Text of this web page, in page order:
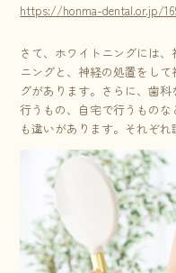
https://honma-dental.or.jp/
さて、ホワイトニングには
ニングと、神経の処置をし
グがあります。さらに、歯
行うもの、自宅で行うもの
も違いがあります。それぞれ